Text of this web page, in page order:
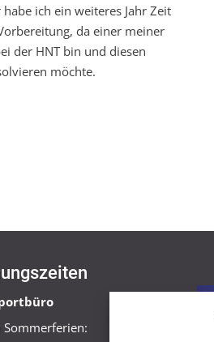
ich ein weiteres Jahr Zeit
da einer meiner
der HNT bin und diesen
möchte.
Sommerferien: